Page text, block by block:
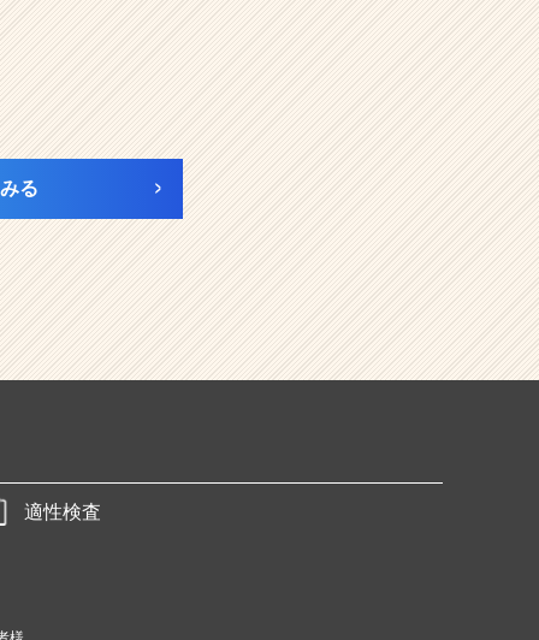
る
適性検査